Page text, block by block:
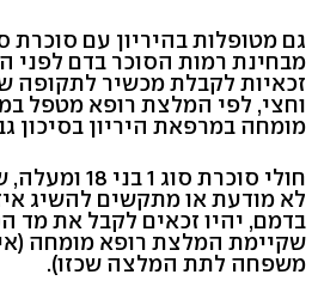
מבחינת רמות הסוכר בדם לפני
זכאיות לקבלת מכשיר לתקופה
וחצי, לפי המלצת רופא מטפל
מומחה במרפאת היריון בסיכון
חולי סוכרת
לא מודעת או מתקשים להשיג
בדמם, יהיו זכאים לקבל את מד
שקיימת המלצת רופא מומחה
משפחה לתת המלצה שכזו).